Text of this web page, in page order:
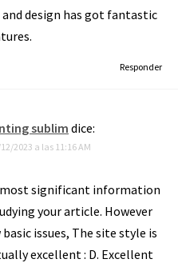
design has got fantastic
Responder
sublim dice:
2023 a las 11:16 AM
significant information
your article. However
issues, The site style is
excellent : D. Excellent